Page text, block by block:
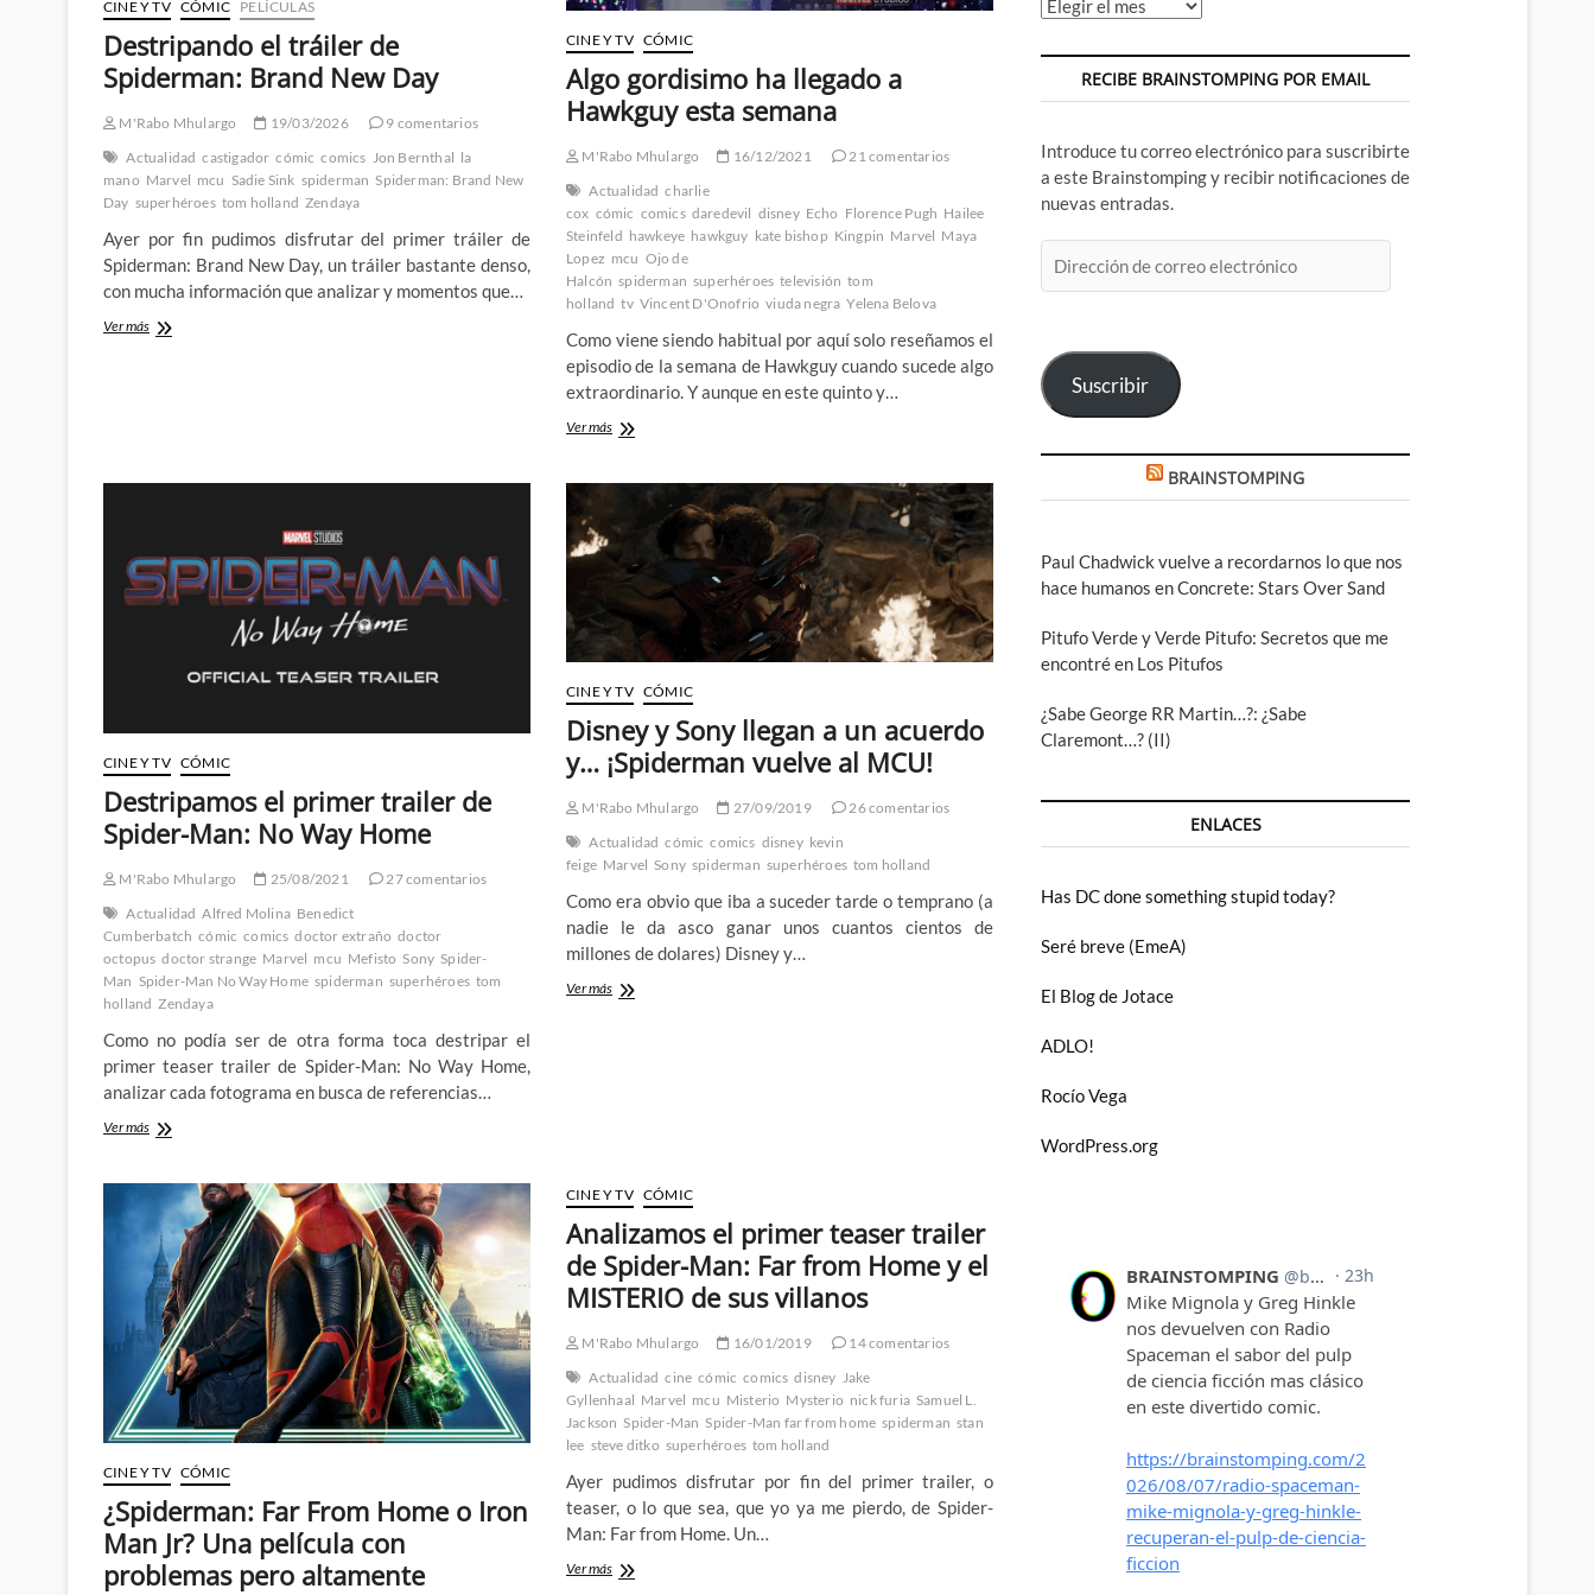
CINE Y TV CÓMIC PELÍCULAS
Destripando el tráiler de
Spiderman: Brand New Day
M'Rabo Mhulargo 19/03/2026
9 comentarios
Actualidad castigador cómic comics Jon Bernthal la
mano Marvel mcu Sadie Sink spiderman Spiderman: Brand New
Day superhéroes tom holland Zendaya
Ayer por fin pudimos disfrutar del primer tráiler de
Spiderman: Brand New Day, un tráiler bastante denso,
con mucha información que analizar y momentos que…
Ver másDestripando
CINE Y TV CÓMIC
Algo gordisimo ha llegado a
Hawkguy esta semana
M'Rabo Mhulargo 16/12/2021
21 comentarios
Actualidad charlie
cox cómic comics daredevil disney Echo Florence Pugh Hailee
Steinfeld hawkeye hawkguy kate bishop Kingpin Marvel Maya
Lopez mcu Ojo de
Halcón spiderman superhéroes televisión tom
holland tv Vincent D'Onofrio viuda negra Yelena Belova
Como viene siendo habitual por aquí solo reseñamos el
episodio de la semana de Hawkguy cuando sucede algo
extraordinario. Y aunque en este quinto y…
Ver másAlgo
llegado
a
Hawkguy
esta
semana
CINE Y TV CÓMIC
Destripamos el primer trailer de
Spider-Man: No Way Home
M'Rabo Mhulargo 25/08/2021
27 comentarios
Actualidad Alfred Molina Benedict
Cumberbatch cómic comics doctor extraño doctor
octopus doctor strange Marvel mcu Mefisto Sony Spider-
Man Spider-Man No Way Home spiderman superhéroes tom
holland Zendaya
Como no podía ser de otra forma toca destripar el
primer teaser trailer de Spider-Man: No Way Home,
analizar cada fotograma en busca de referencias…
Ver másDestripamos
trailer
Spider-
Man:
No
Way
Home
CINE Y TV CÓMIC
Disney y Sony llegan a un acuerdo
y… ¡Spiderman vuelve al MCU!
M'Rabo Mhulargo 27/09/2019
26 comentarios
Actualidad cómic comics disney kevin
feige Marvel Sony spiderman superhéroes tom holland
Como era obvio que iba a suceder tarde o temprano (a
nadie le da asco ganar unos cuantos cientos de
millones de dolares) Disney y…
Ver másDisney
al
MCU!
CINE Y TV CÓMIC
¿Spiderman: Far From Home o Iron
Man Jr? Una película con
problemas pero altamente
CINE Y TV CÓMIC
Analizamos el primer teaser trailer
de Spider-Man: Far from Home y el
MISTERIO de sus villanos
M'Rabo Mhulargo 16/01/2019
14 comentarios
Actualidad cine cómic comics disney Jake
Gyllenhaal Marvel mcu Misterio Mysterio nick furia Samuel L.
Jackson Spider-Man Spider-Man far from home spiderman stan
lee steve ditko superhéroes tom holland
Ayer pudimos disfrutar por fin del primer trailer, o
teaser, o lo que sea, que yo ya me pierdo, de Spider-
Man: Far from Home. Un…
Ver másAnalizamos
Archivos
RECIBE BRAINSTOMPING POR EMAIL
Introduce tu correo electrónico para suscribirte
a este Brainstomping y recibir notificaciones de
nuevas entradas.
de
Suscribir
BRAINSTOMPING
Paul Chadwick vuelve a recordarnos lo que nos
hace humanos en Concrete: Stars Over Sand
Pitufo Verde y Verde Pitufo: Secretos que me
encontré en Los Pitufos
¿Sabe George RR Martin…?: ¿Sabe
Claremont…? (II)
ENLACES
Has DC done something stupid today?
Seré breve (EmeA)
El Blog de Jotace
ADLO!
Rocío Vega
WordPress.org